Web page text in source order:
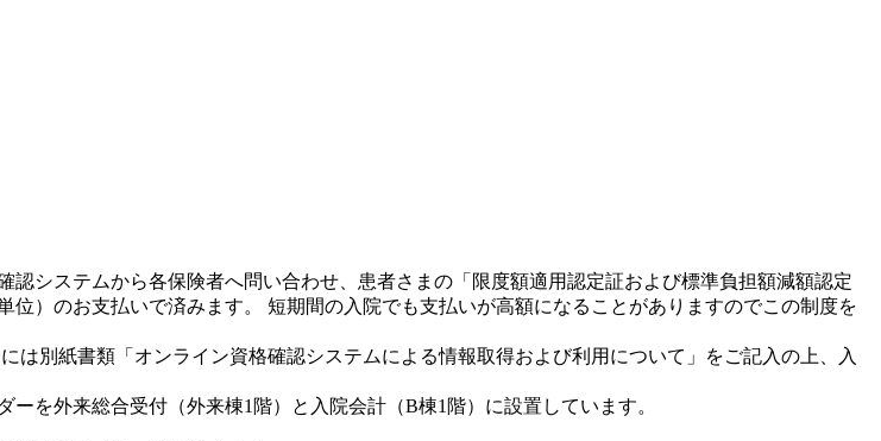
システムから各保険者へ問い合わせ、患者さまの「限度額適用認定証および標準負担額減額認定
）のお支払いで済みます。 短期間の入院でも支払いが高額になることがありますのでこの制度を
別紙書類「オンライン資格確認システムによる情報取得および利用について」をご記入の上、入
を外来総合受付（外来棟1階）と入院会計（B棟1階）に設置しています。